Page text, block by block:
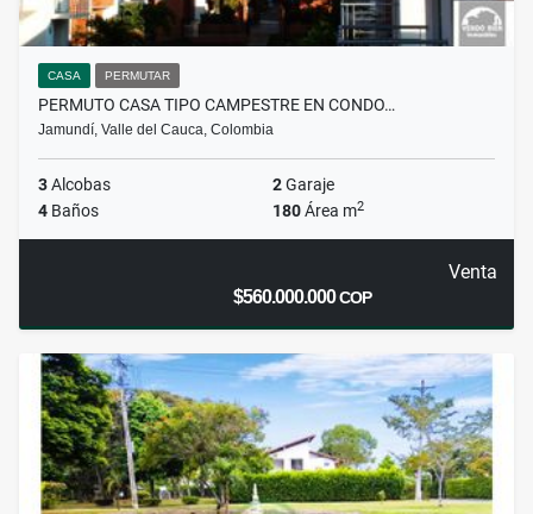
CASA PERMUTAR
PERMUTO CASA TIPO CAMPESTRE EN CONDO…
Jamundí, Valle del Cauca, Colombia
3Alcobas 2Garaje
4 Baños 180Área m2
Venta
$560.000.000COP